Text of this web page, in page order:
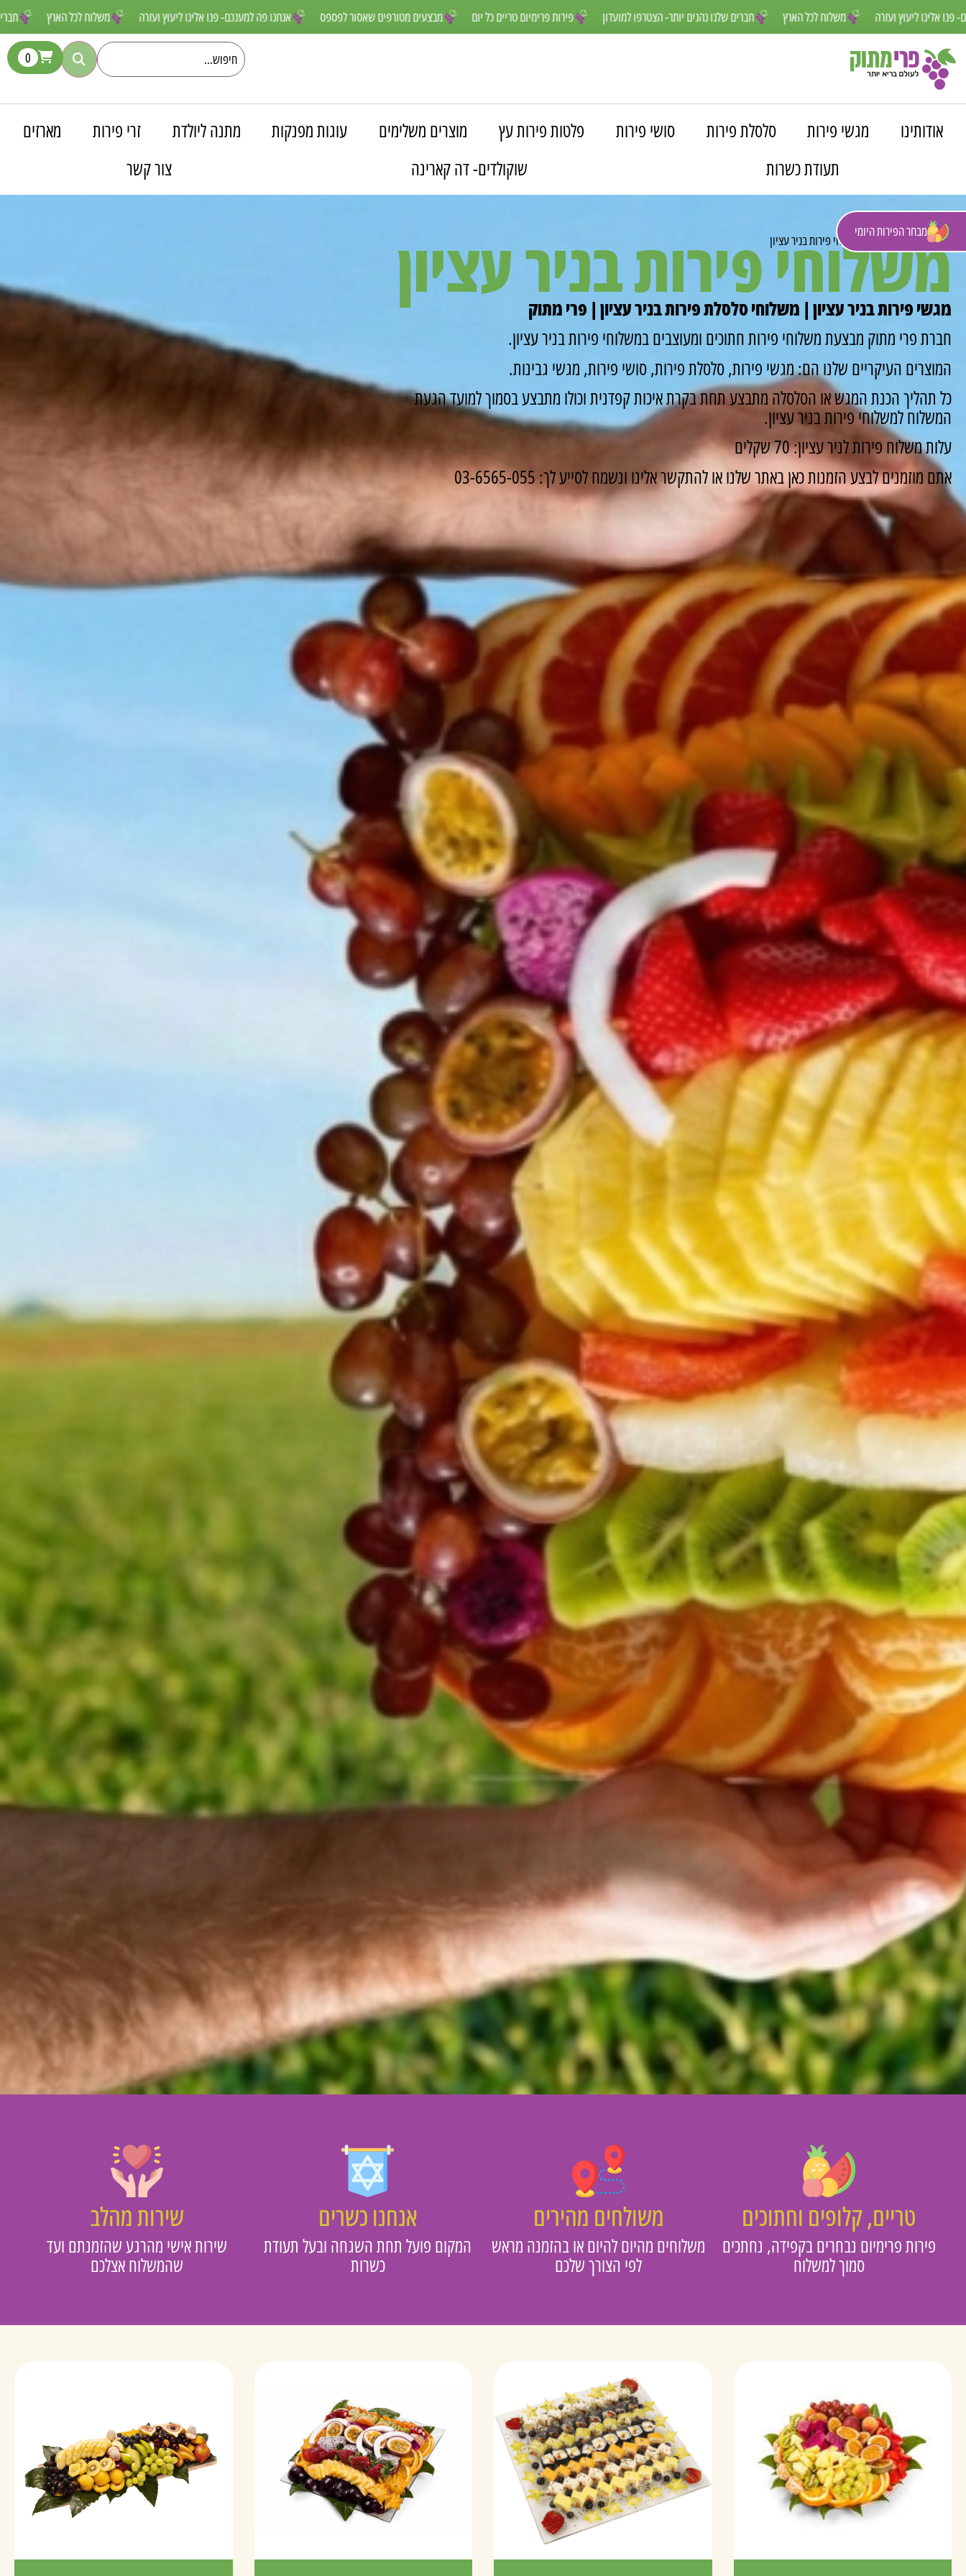
משלוח לכל אנחנו פה למענכם- פנו אלינו ליעוץ ועזרה מבצעים מטורפים שאסור לפספס פירות פרימיום טריים כל יום חברים שלנו נהנים יותר- הצטרפו למועדון משלוח לכל הארץ פה למענכם- פנו אלינו ליעוץ ועזרה
מבחר הפירות היומי
0
אודותינו מגשי פירות סלסלת פירות סושי פירות פלטות פירות עץ מוצרים משלימים עוגות מפנקות מתנה ליולדת זרי פירות
מארזים
תעודת כשרות
שוקולדים- דה קארינה צור קשר
פרי מתוק» משלוחים»משלוחי פירות בניר עציון
משלוחי פירות בניר עציון
מגשי פירות בניר עציון | משלוחי סלסלת פירות בניר עציון | פרי מתוק
חברת פרי מתוק מבצעת משלוחי פירות חתוכים ומעוצבים במשלוחי פירות בניר עציון.
המוצרים העיקריים שלנו הם: מגשי פירות, סלסלת פירות, סושי פירות, מגשי גבינות.
כל תהליך הכנת המגש או הסלסלה מתבצע תחת בקרת איכות קפדנית וכולו מתבצע בסמוך למועד הגעת
המשלוח למשלוחי פירות בניר עציון.
עלות משלוח פירות לניר עציון: 70 שקלים
אתם מוזמנים לבצע הזמנות כאן באתר שלנו או להתקשר אלינו ונשמח לסייע לך: 03-6565-055
טריים, קלופים וחתוכים
פירות פרימיום נבחרים בקפידה, נחתכים
סמוך למשלוח
משולחים מהירים
משלוחים מהיום להיום או בהזמנה מראש
לפי הצורך שלכם
אנחנו כשרים
המקום פועל תחת השגחה ובעל תעודת
כשרות
שירות מהלב
שירות אישי מהרגע שהזמנתם ועד
שהמשלוח אצלכם